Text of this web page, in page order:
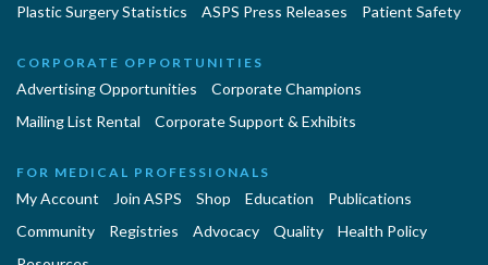
Plastic Surgery Statistics
ASPS Press Releases Patient Safety
CORPORATE OPPORTUNITIES
Advertising Opportunities
Corporate Champions
Mailing List Rental
Corporate Support & Exhibits
FOR MEDICAL PROFESSIONALS
My Account Join ASPS Shop Education
Publications
Community
Registries Advocacy Quality
Health Policy